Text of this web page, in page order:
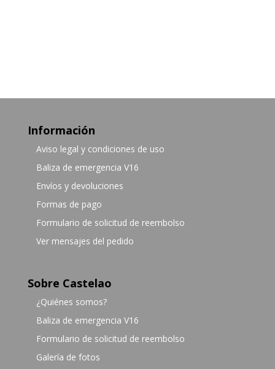
Información
Aviso legal y condiciones de uso
Baliza de emergencia V16
Envíos y devoluciones
Formas de pago
Formulario de solicitud de reembolso
Ver mensajes del pedido
Sobre Castelao
¿Quiénes somos?
Baliza de emergencia V16
Formulario de solicitud de reembolso
Galería de fotos